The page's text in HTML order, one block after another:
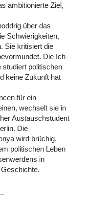
ambitionierte Ziel,
über das
Schwierigkeiten,
Sie kritisiert die
Die Ich-
studiert politischen
keine Zukunft hat
für ein
wechselt sie in
Austauschstudent
Die
wird brüchig.
politischen Leben
in